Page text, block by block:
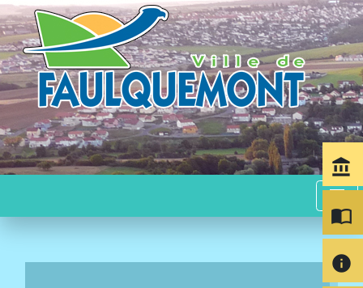
menu
account_balance
import_contacts
info